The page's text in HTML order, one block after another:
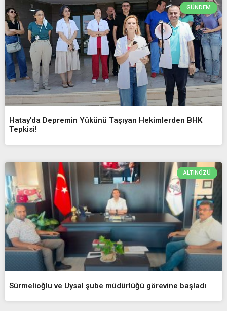
GÜNDEM
Hatay’da Depremin Yükünü Taşıyan Hekimlerden BHK
Tepkisi!
ALTINÖZÜ
Sürmelioğlu ve Uysal şube müdürlüğü görevine başladı